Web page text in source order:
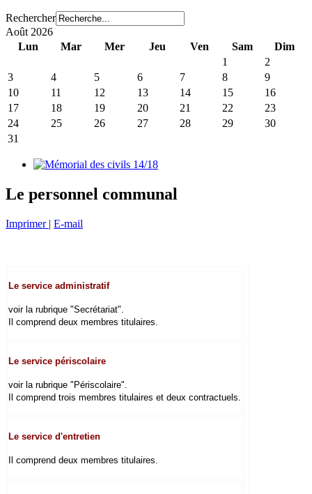
Rechercher
Août 2026
Lun
Mar Mer Jeu Ven Sam
Dim
1
2
3
4 5 6 7 8
9
10
11 12 13 14 15
16
17
18 19 20 21 22
23
24
25 26 27 28 29
30
31
Le personnel communal
Imprimer | E-mail
Le service administratif
voir la rubrique "Secrétariat".
Il comprend deux membres titulaires.
Le service périscolaire
voir la rubrique "Périscolaire".
Il comprend trois membres titulaires et deux contractuels.
Le service d'entretien
Il comprend deux membres titulaires.